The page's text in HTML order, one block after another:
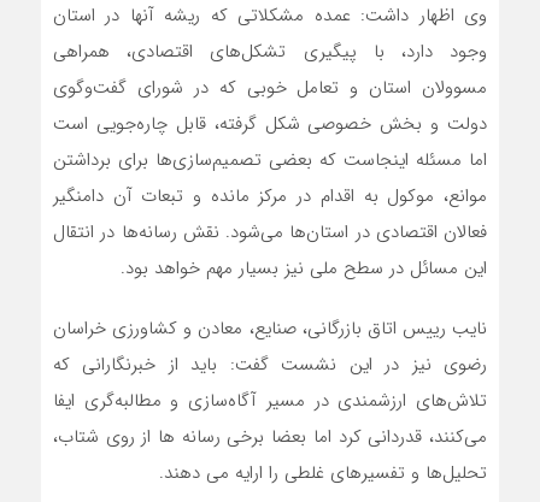
وی اظهار داشت: عمده مشکلاتی که ریشه آنها در استان
وجود دارد، با پیگیری تشکل‌های اقتصادی، همراهی
مسوولان استان و تعامل خوبی که در شورای گفت‌وگوی
دولت و بخش خصوصی شکل گرفته، قابل چاره‌جویی است
اما مسئله اینجاست که بعضی تصمیم‌سازی‌ها برای برداشتن
موانع، موکول به اقدام در مرکز مانده و تبعات آن دامنگیر
فعالان اقتصادی در استان‌ها می‌شود. نقش رسانه‌ها در انتقال
این مسائل در سطح ملی نیز بسیار مهم خواهد بود.
نایب رییس اتاق بازرگانی، صنایع، معادن و کشاورزی خراسان
رضوی نیز در این نشست گفت: باید از خبرنگارانی که
تلاش‌های ارزشمندی در مسیر آگاه‌سازی و مطالبه‌گری ایفا
می‌کنند، قدردانی کرد اما بعضا برخی رسانه ها از روی شتاب،
تحلیل‌ها و تفسیرهای غلطی را ارایه می دهند.